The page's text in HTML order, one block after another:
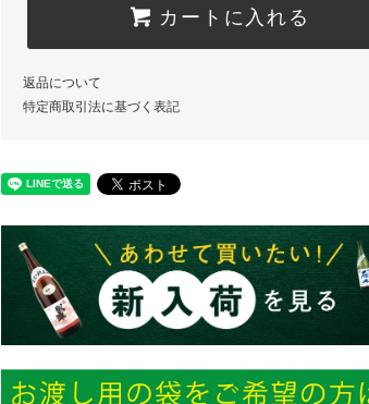
カートに入れる
返品について
特定商取引法に基づく表記